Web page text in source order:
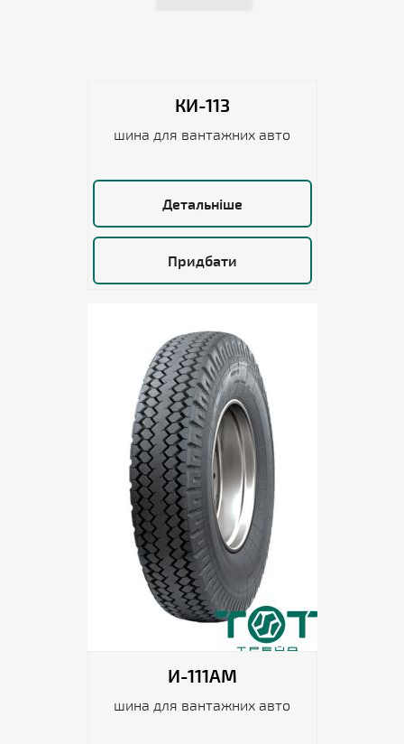
КИ-113
шина для вантажних авто
Детальніше
Придбати
И-111АМ
шина для вантажних авто